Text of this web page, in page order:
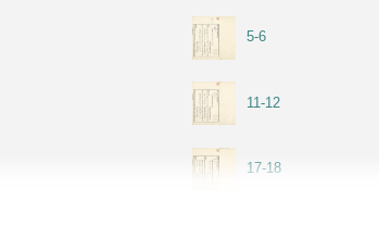
5-6
11-12
17-18